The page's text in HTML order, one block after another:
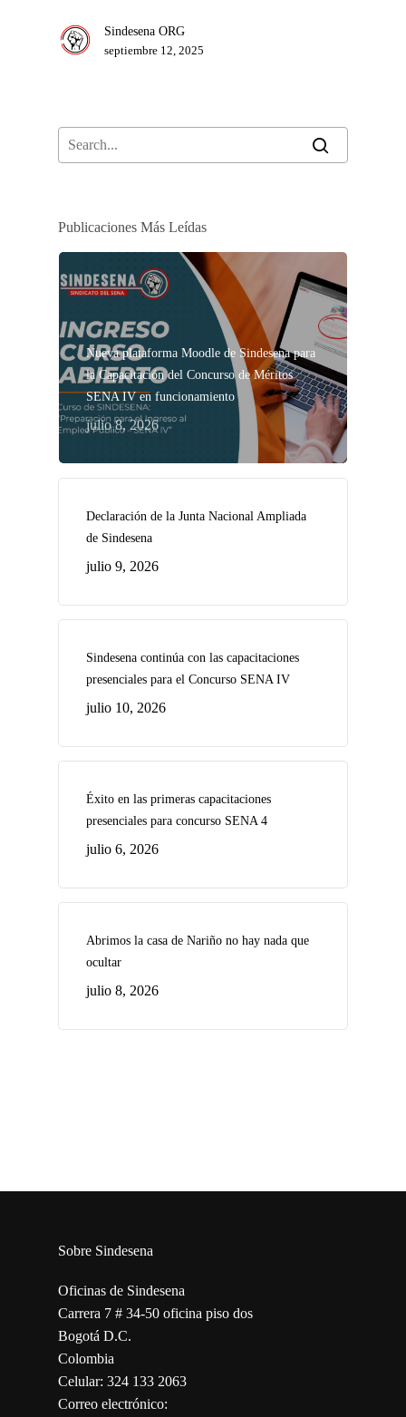
Sindesena ORG
septiembre 12, 2025
Publicaciones Más Leídas
Nueva plataforma Moodle de Sindesena para
la Capacitación del Concurso de Méritos
SENA IV en funcionamiento
julio 8, 2026
Declaración de la Junta Nacional Ampliada
de Sindesena
julio 9, 2026
Sindesena continúa con las capacitaciones
presenciales para el Concurso SENA IV
julio 10, 2026
Éxito en las primeras capacitaciones
presenciales para concurso SENA 4
julio 6, 2026
Abrimos la casa de Nariño no hay nada que
ocultar
julio 8, 2026
Sobre Sindesena
Oficinas de Sindesena
Carrera 7 # 34-50 oficina piso dos
Bogotá D.C.
Colombia
Celular: 324 133 2063
Correo electrónico: